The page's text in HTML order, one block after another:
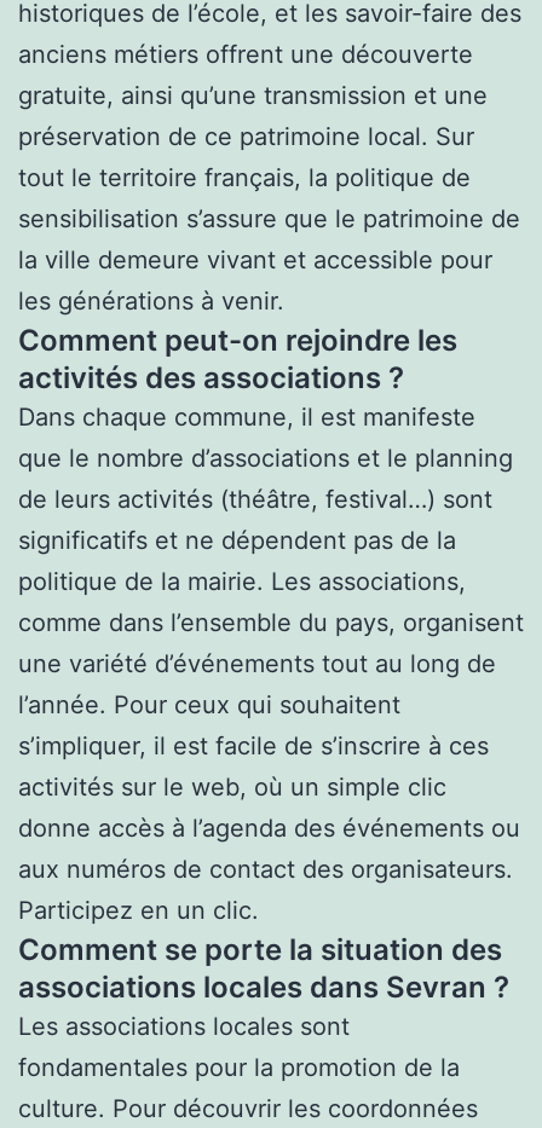
historiques de l’école, et les savoir-faire des
anciens métiers offrent une découverte
gratuite, ainsi qu’une transmission et une
préservation de ce patrimoine local. Sur
tout le territoire français, la politique de
sensibilisation s’assure que le patrimoine de
la ville demeure vivant et accessible pour
les générations à venir.
Comment peut-on rejoindre les
activités des associations ?
Dans chaque commune, il est manifeste
que le nombre d’associations et le planning
de leurs activités (théâtre, festival…) sont
significatifs et ne dépendent pas de la
politique de la mairie. Les associations,
comme dans l’ensemble du pays, organisent
une variété d’événements tout au long de
l’année. Pour ceux qui souhaitent
s’impliquer, il est facile de s’inscrire à ces
activités sur le web, où un simple clic
donne accès à l’agenda des événements ou
aux numéros de contact des organisateurs.
Participez en un clic.
Comment se porte la situation des
associations locales dans Sevran ?
Les associations locales sont
fondamentales pour la promotion de la
culture. Pour découvrir les coordonnées